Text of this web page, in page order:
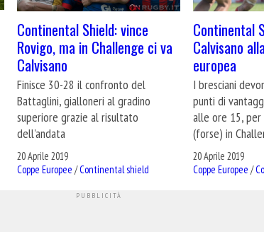
Continental Shield: vince
Rovigo, ma in Challenge ci va
Calvisano
Finisce 30-28 il confronto del
Battaglini, gialloneri al gradino
superiore grazie al risultato
dell'andata
20 Aprile 2019
Coppe Europee /Continental shield
Continental
Calvisano
europea
I bresciani
punti di
alle ore 15, per
(forse) in
20 Aprile 2019
Coppe Europee /